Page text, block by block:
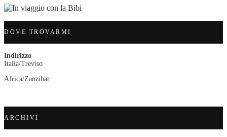
DOVE TROVARMI
Indirizzo
Italia/Treviso
Africa/Zanzibar
ARCHIVI